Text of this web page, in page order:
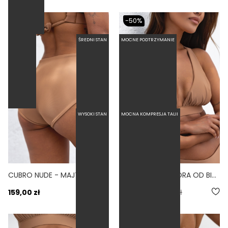
ŚREDNI STAN
159,00 zł
MOCNE PODTRZYMANIE
-50%
GUAPA NUDE - GÓRA OD BIKINI NA DUŻY BIUST WIĄZANA NA PLECACH CIELISTY
219,00 zł
WYSOKI STAN MOCNA KOMPRESJA TALII